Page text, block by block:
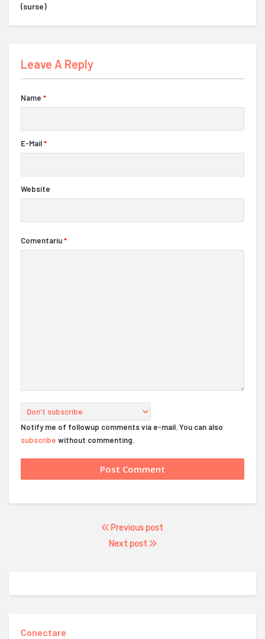
(surse)
Leave A Reply
Name *
E-Mail*
Website
Comentariu*
Notify me of followup comments via e-mail. You can also
subscribe without commenting.
Previous post
Next post
Conectare